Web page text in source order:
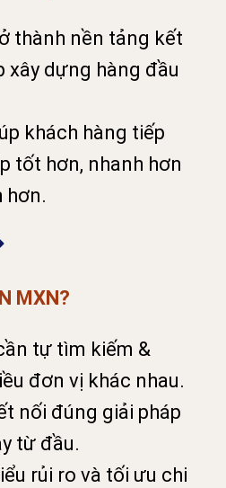
thành nền tảng kết
xây dựng hàng đầu
khách hàng tiếp
tốt hơn, nhanh hơn
hơn.
MXN?
tự tìm kiếm &
đơn vị khác nhau.
nối đúng giải pháp
từ đầu.
rủi ro và tối ưu chi